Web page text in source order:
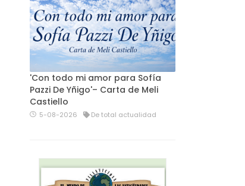
'Con todo mi amor para Sofía
Pazzi De Yñigo'– Carta de Meli
Castiello
5-08-2026 De total actualidad